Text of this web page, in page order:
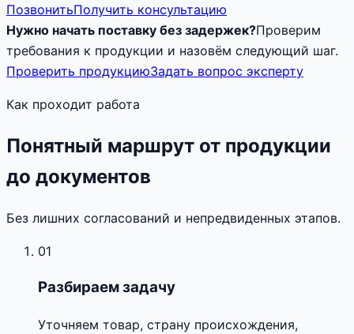
ПозвонитьПолучить консультацию
Нужно начать поставку без задержек?Проверим
требования к продукции и назовём следующий шаг.
Проверить продукциюЗадать вопрос эксперту
Как проходит работа
Понятный маршрут от продукции
до документов
Без лишних согласований и непредвиденных этапов.
01
Разбираем задачу
Уточняем товар, страну происхождения,